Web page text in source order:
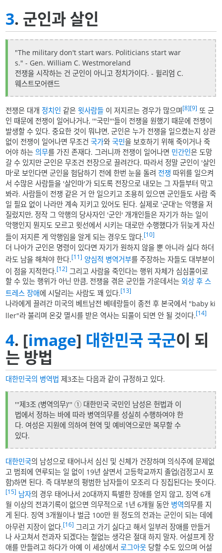
3. 군인과 살인
"The military don't start wars. Politicians start war
s." - Gen. William C. Westmoreland
전쟁을 시작하는 건 군인이 아니고 정치가이다. - 윌리엄 C.
웨스트모어랜드
전쟁은 대개 정치인 같은윗사람들 이 저지르는 경우가 많으며[8][9] 또 군
인 때문에 전쟁이 일어나거나, '''국민'''들이 전쟁을 원했기 때문에 전쟁이
발생할 수 있다. 중요한 것이 뭐냐면, 군인은 누가 전쟁을 일으켰는지 상관
없이 전쟁이 일어나면 무조건국가와국민을 보호하기 위해 죽이거나 죽
어야 하는의무를 가진 존재다. 그러니까 전쟁이 일어나면 민간인은 도망
갈 수 있지만 군인은 무조건 전장으로 끌려간다. 따라서 정말 군인이 '살인
마'로 보인다면 군인을 험담하기 전에 한번 눈을 돌려 전쟁 따위를 일으켜
서 수많은 사람들을 '살인마'가 되도록 전장으로 내모는 그 자들부터 막고
봐라. 사람들이 전쟁 같은 거 안 일으키고 조용히 있으면 군인들도 사람 죽
일 필요 없이 나라만 계속 지키고 있어도 된다. 실제로 '군대'는 악행을 저
질렀지만, 정작 그 악행의 당사자인 '군인' 개개인들은 자기가 하는 일이
악행인지 뭔지도 모르고 윗선에서 시키는 대로만 수행했다가 뒤늦게 자신
들이 저지른 게 악행임을 알게 되는 경우도 많다.[10]
더 나아가 군인은 명령이 있다면 자기가 원하지 않을 뿐 아니라 싫다 하더
라도 남을 해쳐야 한다.[11] 양심적 병역거부를 주장하는 자들도 대부분이
이 점을 지적한다.[12] 그리고 사람을 죽인다는 행위 자체가 심심풀이로
할 수 있는 행위가 아닌 만큼, 전쟁을 겪은 군인들 가운데서는외상 후 스
트레스 장애에 시달리는 사람도 꽤 있다.[13]
나라에게 끌려간 미국의 베트남전 베테랑들이 종전 후 본국에서 "baby ki
ller"라 불리며 온갖 멸시를 받은 역사는 되풀이 되면 안 될 것이다.[14]
4. [image] 대한민국 국군이 되
는 방법
대한민국의 병역법 제3조는 다음과 같이 규정하고 있다.
'''제3조 (병역의무)''' ① 대한민국 국민인 남성은 헌법과 이
법에서 정하는 바에 따라 병역의무를 성실히 수행하여야 한
다. 여성은 지원에 의하여 현역 및 예비역으로만 복무할 수
있다.
대한민국의 남성으로 태어나서 심신 및 신체가 건장하며 의식주에 문제없
고 범죄에 연루되는 일 없이 19년 살면서 고등학교까지 졸업(검정고시 포
함)하면 된다. 즉 대부분의 평범한 남자들이 모조리 다 징집된다는 뜻이다.
[15] 남자의 경우 태어나서 20대까지 특별한 장애를 얻지 않고, 징역 6개
월 이상의 전과기록이 없으면 의무적으로 1년 6개월 동안 병역의무를 지
게 된다. 징역 3개월이나 벌금 100만 원 정도의 전과는 군인이 되는 데에
아무런 지장이 없다.[16] 그리고 가기 싫다고 해서 일부러 장애를 만들거
나 사고쳐서 전과자 되겠다는 철없는 생각은 절대 하지 말자. 어설프게 장
애를 만들려고 하다가 아예 이 세상에서로그아웃 당할 수도 있으며 어설